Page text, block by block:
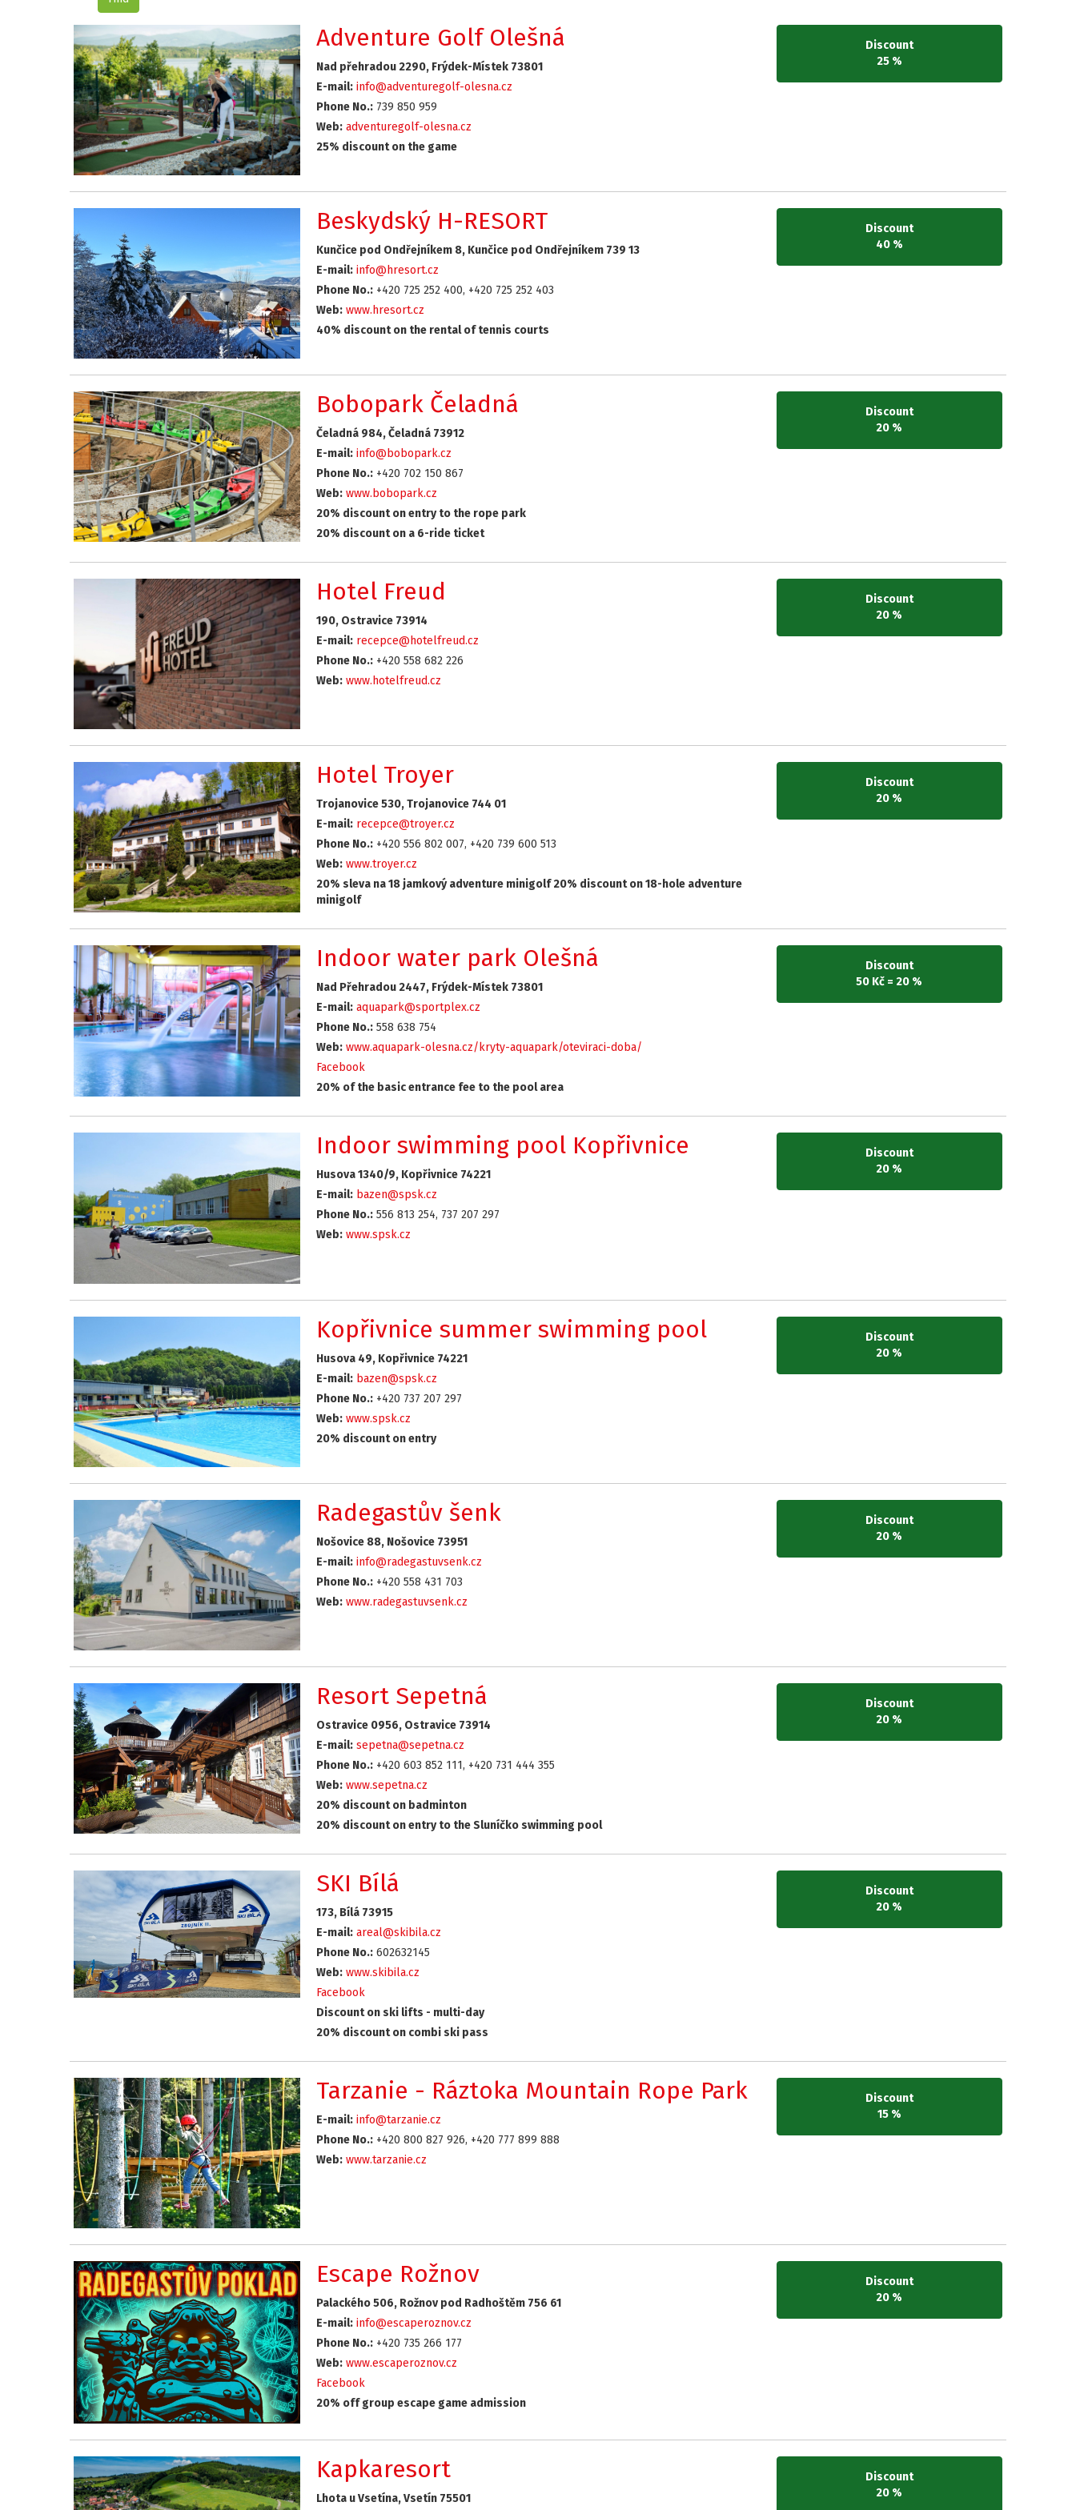
Adventure Golf Olešná
Nad přehradou 2290, Frýdek-Místek 73801
E-mail: info@adventuregolf-olesna.cz
Phone No.:739 850 959
Web: adventuregolf-olesna.cz
25% discount on the game
Discount
25 %
Beskydský H-RESORT
Kunčice pod Ondřejníkem 8, Kunčice pod Ondřejníkem 739 13
E-mail: info@hresort.cz
Phone No.:+420 725 252 400, +420 725 252 403
Web: www.hresort.cz
40% discount on the rental of tennis courts
Discount
40 %
Bobopark Čeladná
Čeladná 984, Čeladná 73912
E-mail: info@bobopark.cz
Phone No.:+420 702 150 867
Web: www.bobopark.cz
20% discount on entry to the rope park
20% discount on a 6-ride ticket
Discount
20 %
Hotel Freud
190, Ostravice 73914
E-mail: recepce@hotelfreud.cz
Phone No.:+420 558 682 226
Web: www.hotelfreud.cz
Discount
20 %
Hotel Troyer
Trojanovice 530, Trojanovice 744 01
E-mail: recepce@troyer.cz
Phone No.:+420 556 802 007, +420 739 600 513
Web: www.troyer.cz
20% sleva na 18 jamkový adventure minigolf 20% discount on 18-hole adventure
minigolf
Discount
20 %
Indoor water park Olešná
Nad Přehradou 2447, Frýdek-Místek 73801
E-mail: aquapark@sportplex.cz
Phone No.:558 638 754
Web: www.aquapark-olesna.cz/kryty-aquapark/oteviraci-doba/
Facebook
20% of the basic entrance fee to the pool area
Discount
50 Kč = 20 %
Indoor swimming pool Kopřivnice
Husova 1340/9, Kopřivnice 74221
E-mail: bazen@spsk.cz
Phone No.:556 813 254, 737 207 297
Web: www.spsk.cz
Discount
20 %
Kopřivnice summer swimming pool
Husova 49, Kopřivnice 74221
E-mail: bazen@spsk.cz
Phone No.:+420 737 207 297
Web: www.spsk.cz
20% discount on entry
Discount
20 %
Radegastův šenk
Nošovice 88, Nošovice 73951
E-mail: info@radegastuvsenk.cz
Phone No.:+420 558 431 703
Web: www.radegastuvsenk.cz
Discount
20 %
Resort Sepetná
Ostravice 0956, Ostravice 73914
E-mail: sepetna@sepetna.cz
Phone No.:+420 603 852 111, +420 731 444 355
Web: www.sepetna.cz
20% discount on badminton
20% discount on entry to the Sluníčko swimming pool
Discount
20 %
SKI Bílá
173, Bílá 73915
E-mail: areal@skibila.cz
Phone No.:602632145
Web: www.skibila.cz
Facebook
Discount on ski lifts - multi-day
20% discount on combi ski pass
Discount
20 %
Tarzanie - Ráztoka Mountain Rope Park
E-mail: info@tarzanie.cz
Phone No.:+420 800 827 926, +420 777 899 888
Web: www.tarzanie.cz
Discount
15 %
Escape Rožnov
Palackého 506, Rožnov pod Radhoštěm 756 61
E-mail: info@escaperoznov.cz
Phone No.:+420 735 266 177
Web: www.escaperoznov.cz
Facebook
20% off group escape game admission
Discount
20 %
Kapkaresort
Lhota u Vsetína, Vsetín 75501
Discount
20 %